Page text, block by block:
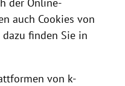
auch Cookies von
finden Sie in
von k-